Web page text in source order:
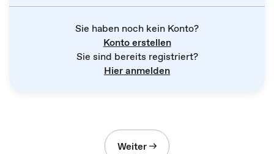
Sie haben noch kein Konto?
Konto erstellen
Sie sind bereits registriert?
Hier anmelden
Weiter